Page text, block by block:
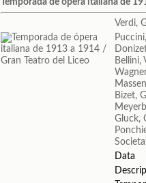
Verdi,
Bellini,
Bizet,
Gluck,
Data